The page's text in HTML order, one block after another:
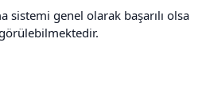
sistemi genel olarak başarılı olsa